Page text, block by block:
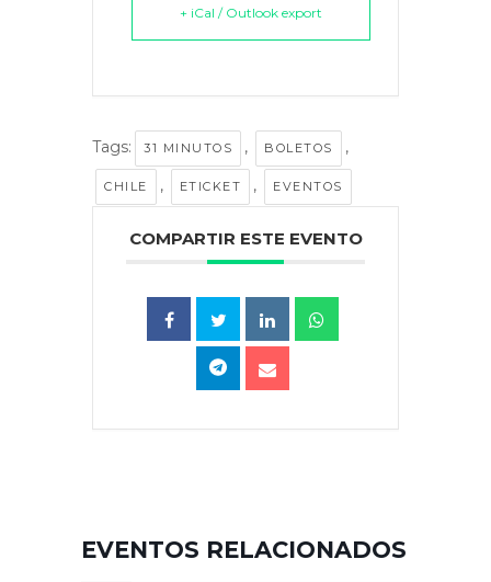
+ iCal / Outlook export
Tags: 31 MINUTOS , BOLETOS ,
CHILE , ETICKET , EVENTOS
COMPARTIR ESTE EVENTO
EVENTOS RELACIONADOS